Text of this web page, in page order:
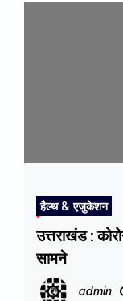
हैल्थ & एजुकेशन
उत्तराखंड :
सामने
admin